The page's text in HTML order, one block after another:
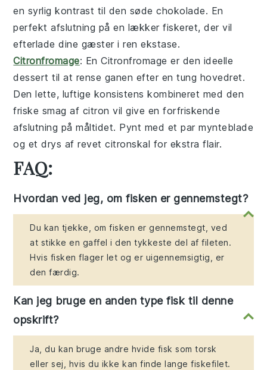
en syrlig kontrast til den søde chokolade. En
perfekt afslutning på en lækker fiskeret, der vil
efterlade dine gæster i ren ekstase.
Citronfromage: EnCitronfromage er den ideelle
dessert til at rense ganen efter en tung hovedret.
Den lette, luftige konsistens kombineret med den
friske smag af citron vil give en forfriskende
afslutning på måltidet. Pynt med et par mynteblade
og et drys af revet citronskal for ekstra flair.
FAQ:
Hvordan ved jeg, om fisken er gennemstegt?
Du kan tjekke, om fisken er gennemstegt, ved
at stikke en gaffel i den tykkeste del af fileten.
Hvis fisken flager let og er uigennemsigtig, er
den færdig.
Kan jeg bruge en anden type fisk til denne
opskrift?
Ja, du kan bruge andre hvide fisk som torsk
eller sej, hvis du ikke kan finde lange fiskefilet.